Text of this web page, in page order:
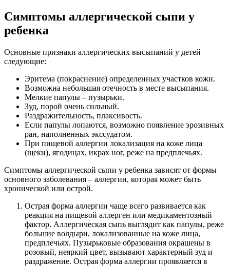
Симптомы аллергической сыпи у
ребенка
Основные признаки аллергических высыпаний у детей
следующие:
Эритема (покраснение) определенных участков кожи.
Возможна небольшая отечность в месте высыпания.
Мелкие папулы – пузырьки.
Зуд, порой очень сильный.
Раздражительность, плаксивость.
Если папулы лопаются, возможно появление эрозивных
ран, наполненных экссудатом.
При пищевой аллергии локализация на коже лица
(щеки), ягодицах, икрах ног, реже на предплечьях.
Симптомы аллергической сыпи у ребенка зависят от формы
основного заболевания – аллергии, которая может быть
хронической или острой.
Острая форма аллергии чаще всего развивается как
реакция на пищевой аллерген или медикаментозный
фактор. Аллергическая сыпь выглядит как папулы, реже
большие волдыри, локализованные на коже лица,
предплечьях. Пузырьковые образования окрашены в
розовый, неяркий цвет, вызывают характерный зуд и
раздражение. Острая форма аллергии проявляется в